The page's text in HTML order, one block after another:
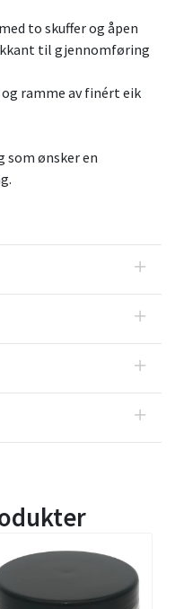
to skuffer og åpen
til gjennomføring
ramme av finért eik
som ønsker en